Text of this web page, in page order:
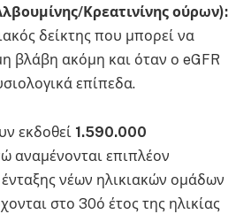
Κρεατινίνης ούρων):
δείκτης που μπορεί να
βλάβη ακόμη και όταν ο eGFR
επίπεδα.
εκδοθεί 1.590.000
αναμένονται επιπλέον
νέων ηλικιακών ομάδων
στο 30ό έτος της ηλικίας